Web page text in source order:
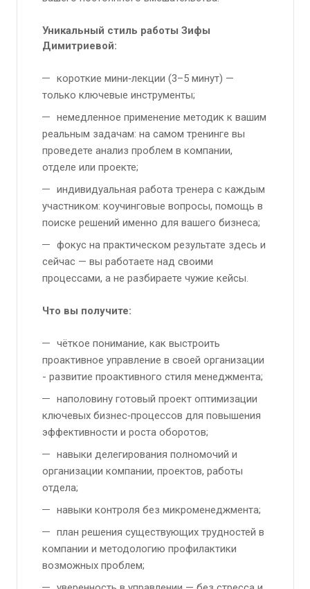
Уникальный стиль работы Зифы
Димитриевой:
короткие мини‑лекции (3–5 минут) —
только ключевые инструменты;
немедленное применение методик к вашим
реальным задачам: на самом тренинге вы
проведете анализ проблем в компании,
отделе или проекте;
индивидуальная работа тренера с каждым
участником: коучинговые вопросы, помощь в
поиске решений именно для вашего бизнеса;
фокус на практическом результате здесь и
сейчас — вы работаете над своими
процессами, а не разбираете чужие кейсы.
Что вы получите:
чёткое понимание, как выстроить
проактивное управление в своей организации
- развитие проактивного стиля менеджмента;
наполовину готовый проект оптимизации
ключевых бизнес‑процессов для повышения
эффективности и роста оборотов;
навыки делегирования полномочий и
организации компании, проектов, работы
отдела;
навыки контроля без микроменеджмента;
план решения существующих трудностей в
компании и методологию профилактики
возможных проблем;